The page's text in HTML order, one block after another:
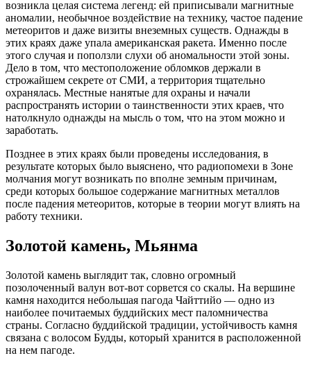
возникла целая система легенд: ей приписывали магнитные
аномалии, необычное воздействие на технику, частое падение
метеоритов и даже визиты внеземных существ. Однажды в
этих краях даже упала американская ракета. Именно после
этого случая и поползли слухи об аномальности этой зоны.
Дело в том, что местоположение обломков держали в
строжайшем секрете от СМИ, а территория тщательно
охранялась. Местные нанятые для охраны и начали
распространять истории о таинственности этих краев, что
натолкнуло однажды на мысль о том, что на этом можно и
заработать.
Позднее в этих краях были проведены исследования, в
результате которых было выяснено, что радиопомехи в Зоне
молчания могут возникать по вполне земным причинам,
среди которых большое содержание магнитных металлов
после падения метеоритов, которые в теории могут влиять на
работу техники.
Золотой камень, Мьянма
Золотой камень выглядит так, словно огромный
позолоченный валун вот-вот сорвется со скалы. На вершине
камня находится небольшая пагода Чайттийо — одно из
наиболее почитаемых буддийских мест паломничества
страны. Согласно буддийской традиции, устойчивость камня
связана с волосом Будды, который хранится в расположенной
на нем пагоде.